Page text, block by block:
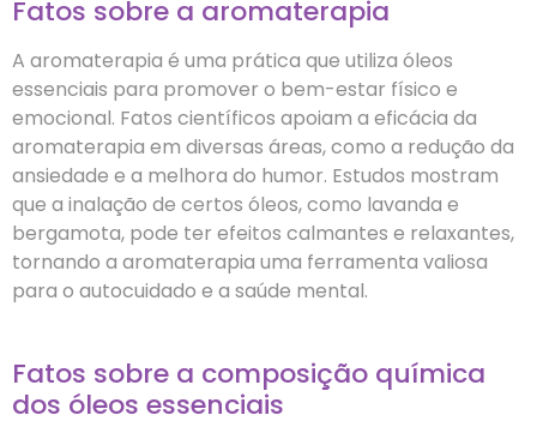
Fatos sobre a aromaterapia
A aromaterapia é uma prática que utiliza óleos
essenciais para promover o bem-estar físico e
emocional. Fatos científicos apoiam a eficácia da
aromaterapia em diversas áreas, como a redução da
ansiedade e a melhora do humor. Estudos mostram
que a inalação de certos óleos, como lavanda e
bergamota, pode ter efeitos calmantes e relaxantes,
tornando a aromaterapia uma ferramenta valiosa
para o autocuidado e a saúde mental.
Fatos sobre a composição química
dos óleos essenciais